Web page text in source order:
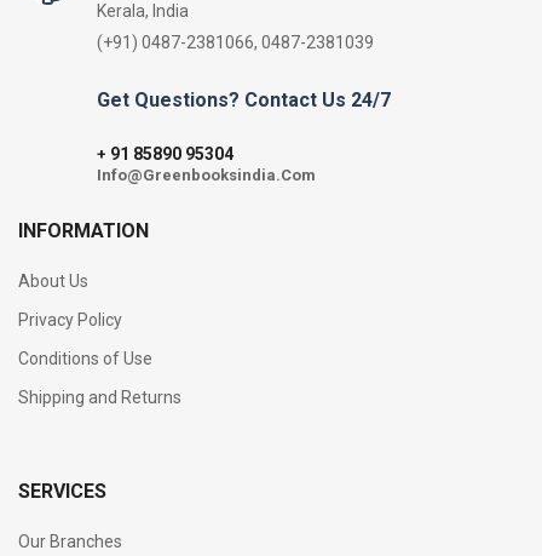
Kerala, India
(+91) 0487-2381066, 0487-2381039
Get Questions? Contact Us 24/7
+ 91 85890 95304
Info@Greenbooksindia.Com
INFORMATION
About Us
Privacy Policy
Conditions of Use
Shipping and Returns
SERVICES
Our Branches